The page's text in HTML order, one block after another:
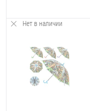
Нет в наличии